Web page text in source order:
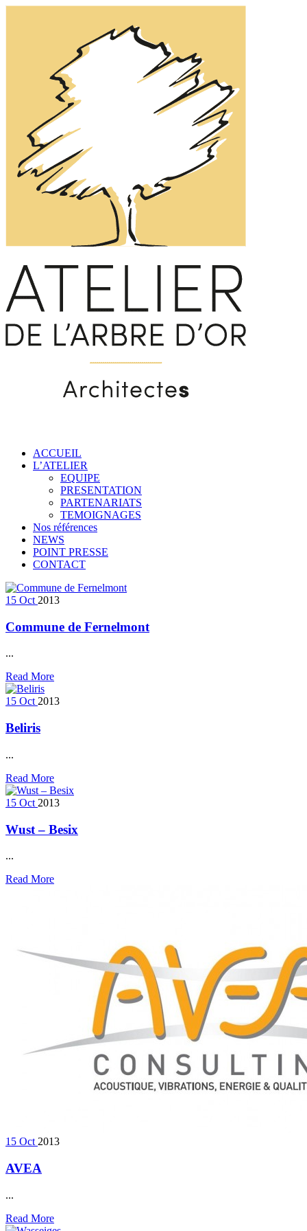
ACCUEIL
L’ATELIER
EQUIPE
PRESENTATION
PARTENARIATS
TEMOIGNAGES
Nos références
NEWS
POINT PRESSE
CONTACT
15 Oct 2013
Commune de Fernelmont
...
Read More
15 Oct 2013
Beliris
...
Read More
15 Oct 2013
Wust – Besix
...
Read More
15 Oct 2013
AVEA
...
Read More